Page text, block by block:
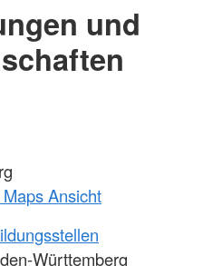
und
Ansicht
Württemberg